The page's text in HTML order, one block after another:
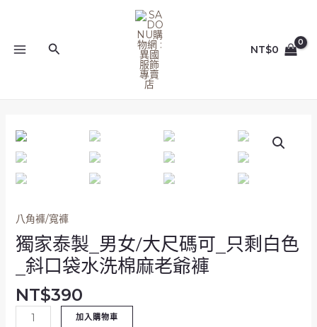
搜
NT$0
八角褲/寬褲
獨家泰製_男女/大尺碼可_只剩白色
_斜口袋水洗棉麻老爺褲
NT$390
家
泰
製
女/
大
碼
可
_
加入購物車